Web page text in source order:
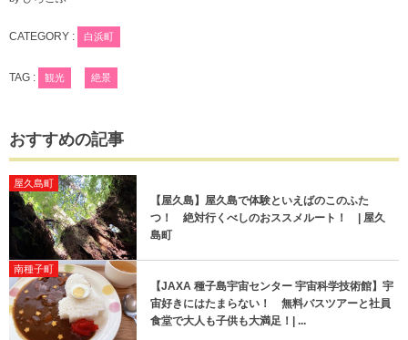
CATEGORY : 白浜町
TAG : 観光 絶景
おすすめの記事
屋久島町
【屋久島】屋久島で体験といえばのこのふた
つ！ 絶対行くべしのおススメルート！ | 屋久
島町
南種子町
【JAXA 種子島宇宙センター 宇宙科学技術館】宇
宙好きにはたまらない！ 無料バスツアーと社員
食堂で大人も子供も大満足！| ...